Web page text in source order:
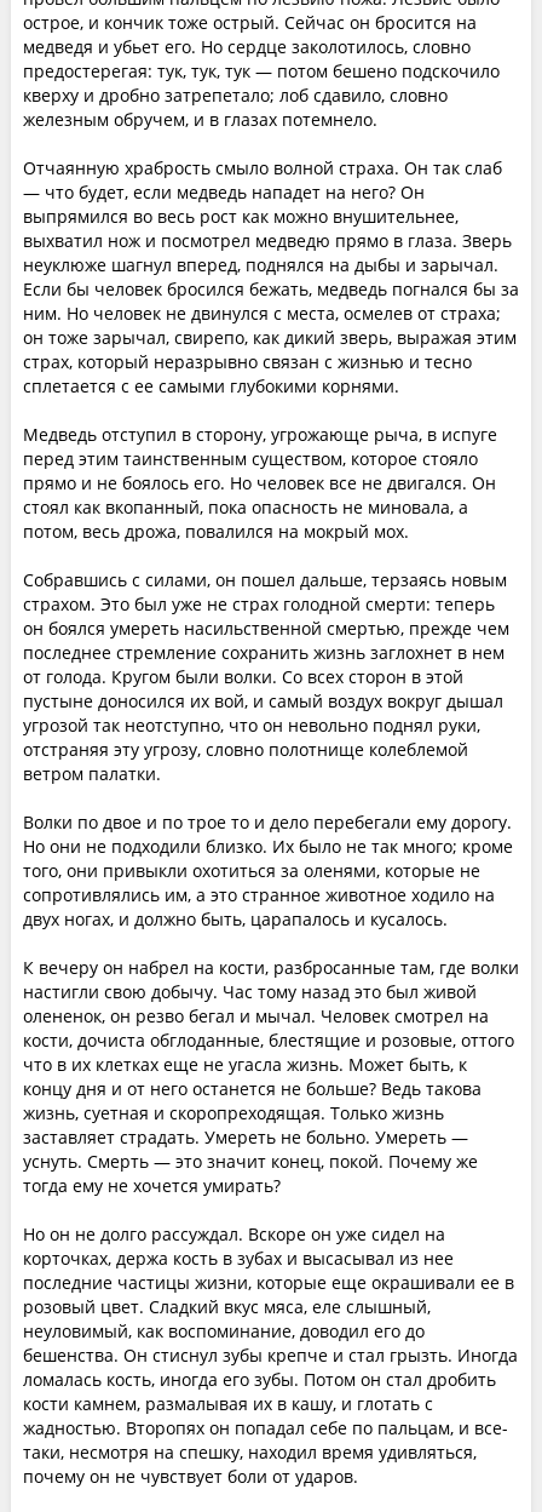
острое, и кончик тоже острый. Сейчас он бросится на
медведя и убьет его. Но сердце заколотилось, словно
предостерегая: тук, тук, тук — потом бешено подскочило
кверху и дробно затрепетало; лоб сдавило, словно
железным обручем, и в глазах потемнело.
Отчаянную храбрость смыло волной страха. Он так слаб
— что будет, если медведь нападет на него? Он
выпрямился во весь рост как можно внушительнее,
выхватил нож и посмотрел медведю прямо в глаза. Зверь
неуклюже шагнул вперед, поднялся на дыбы и зарычал.
Если бы человек бросился бежать, медведь погнался бы за
ним. Но человек не двинулся с места, осмелев от страха;
он тоже зарычал, свирепо, как дикий зверь, выражая этим
страх, который неразрывно связан с жизнью и тесно
сплетается с ее самыми глубокими корнями.
Медведь отступил в сторону, угрожающе рыча, в испуге
перед этим таинственным существом, которое стояло
прямо и не боялось его. Но человек все не двигался. Он
стоял как вкопанный, пока опасность не миновала, а
потом, весь дрожа, повалился на мокрый мох.
Собравшись с силами, он пошел дальше, терзаясь новым
страхом. Это был уже не страх голодной смерти: теперь
он боялся умереть насильственной смертью, прежде чем
последнее стремление сохранить жизнь заглохнет в нем
от голода. Кругом были волки. Со всех сторон в этой
пустыне доносился их вой, и самый воздух вокруг дышал
угрозой так неотступно, что он невольно поднял руки,
отстраняя эту угрозу, словно полотнище колеблемой
ветром палатки.
Волки по двое и по трое то и дело перебегали ему дорогу.
Но они не подходили близко. Их было не так много; кроме
того, они привыкли охотиться за оленями, которые не
сопротивлялись им, а это странное животное ходило на
двух ногах, и должно быть, царапалось и кусалось.
К вечеру он набрел на кости, разбросанные там, где волки
настигли свою добычу. Час тому назад это был живой
олененок, он резво бегал и мычал. Человек смотрел на
кости, дочиста обглоданные, блестящие и розовые, оттого
что в их клетках еще не угасла жизнь. Может быть, к
концу дня и от него останется не больше? Ведь такова
жизнь, суетная и скоропреходящая. Только жизнь
заставляет страдать. Умереть не больно. Умереть —
уснуть. Смерть — это значит конец, покой. Почему же
тогда ему не хочется умирать?
Но он не долго рассуждал. Вскоре он уже сидел на
корточках, держа кость в зубах и высасывал из нее
последние частицы жизни, которые еще окрашивали ее в
розовый цвет. Сладкий вкус мяса, еле слышный,
неуловимый, как воспоминание, доводил его до
бешенства. Он стиснул зубы крепче и стал грызть. Иногда
ломалась кость, иногда его зубы. Потом он стал дробить
кости камнем, размалывая их в кашу, и глотать с
жадностью. Второпях он попадал себе по пальцам, и все-
таки, несмотря на спешку, находил время удивляться,
почему он не чувствует боли от ударов.